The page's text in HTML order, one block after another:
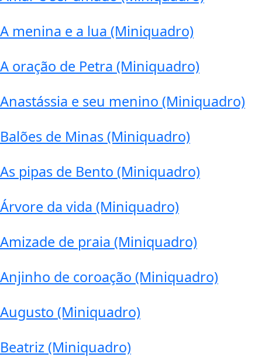
A menina e a lua (Miniquadro)
A oração de Petra (Miniquadro)
Anastássia e seu menino (Miniquadro)
Balões de Minas (Miniquadro)
As pipas de Bento (Miniquadro)
Árvore da vida (Miniquadro)
Amizade de praia (Miniquadro)
Anjinho de coroação (Miniquadro)
Augusto (Miniquadro)
Beatriz (Miniquadro)